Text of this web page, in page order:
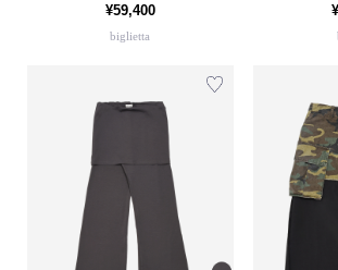
¥59,400
biglietta